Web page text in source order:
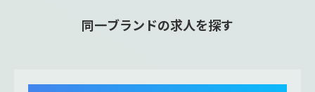
同一ブランドの求人を探す